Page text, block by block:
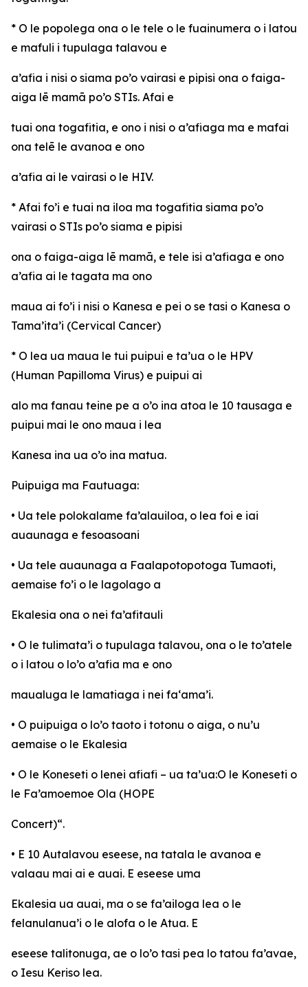
* O le popolega ona o le tele o le fuainumera o i latou
e mafuli i tupulaga talavou e
a’afia i nisi o siama po’o vairasi e pipisi ona o faiga-
aiga lē mamā po’o STIs. Afai e
tuai ona togafitia, e ono i nisi o a’afiaga ma e mafai
ona telē le avanoa e ono
a’afia ai le vairasi o le HIV.
* Afai fo’i e tuai na iloa ma togafitia siama po’o
vairasi o STIs po’o siama e pipisi
ona o faiga-aiga lē mamā, e tele isi a’afiaga e ono
a’afia ai le tagata ma ono
maua ai fo’i i nisi o Kanesa e pei o se tasi o Kanesa o
Tama’ita’i (Cervical Cancer)
* O lea ua maua le tui puipui e ta’ua o le HPV
(Human Papilloma Virus) e puipui ai
alo ma fanau teine pe a o’o ina atoa le 10 tausaga e
puipui mai le ono maua i lea
Kanesa ina ua o’o ina matua.
Puipuiga ma Fautuaga:
• Ua tele polokalame fa’alauiloa, o lea foi e iai
auaunaga e fesoasoani
• Ua tele auaunaga a Faalapotopotoga Tumaoti,
aemaise fo’i o le lagolago a
Ekalesia ona o nei fa’afitauli
• O le tulimata’i o tupulaga talavou, ona o le to’atele
o i latou o lo’o a’afia ma e ono
maualuga le lamatiaga i nei fa‘ama’i.
• O puipuiga o lo’o taoto i totonu o aiga, o nu’u
aemaise o le Ekalesia
• O le Koneseti o lenei afiafi – ua ta’ua:O le Koneseti o
le Fa’amoemoe Ola (HOPE
Concert)“.
• E 10 Autalavou eseese, na tatala le avanoa e
valaau mai ai e auai. E eseese uma
Ekalesia ua auai, ma o se fa’ailoga lea o le
felanulanua’i o le alofa o le Atua. E
eseese talitonuga, ae o lo’o tasi pea lo tatou fa’avae,
o Iesu Keriso lea.